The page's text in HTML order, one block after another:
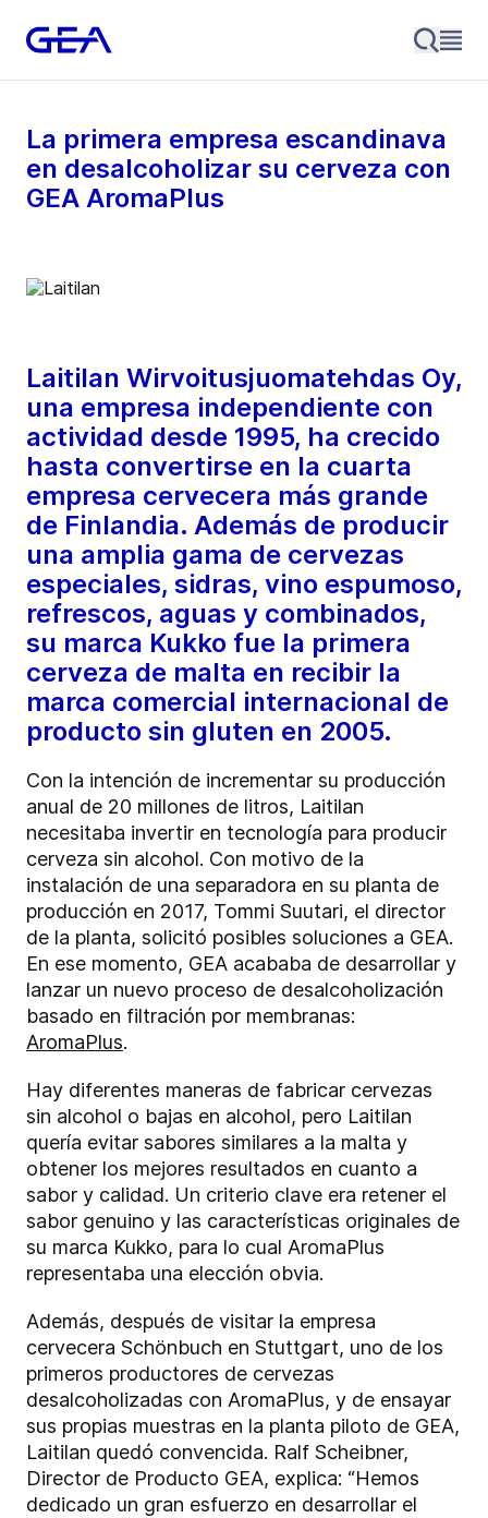
La primera empresa escandinava
en desalcoholizar su cerveza con
GEA AromaPlus
Laitilan Wirvoitusjuomatehdas Oy,
una empresa independiente con
actividad desde 1995, ha crecido
hasta convertirse en la cuarta
empresa cervecera más grande
de Finlandia. Además de producir
una amplia gama de cervezas
especiales, sidras, vino espumoso,
refrescos, aguas y combinados,
su marca Kukko fue la primera
cerveza de malta en recibir la
marca comercial internacional de
producto sin gluten en 2005.
Con la intención de incrementar su producción
anual de 20 millones de litros, Laitilan
necesitaba invertir en tecnología para producir
cerveza sin alcohol. Con motivo de la
instalación de una separadora en su planta de
producción en 2017, Tommi Suutari, el director
de la planta, solicitó posibles soluciones a GEA.
En ese momento, GEA acababa de desarrollar y
lanzar un nuevo proceso de desalcoholización
basado en filtración por membranas:
AromaPlus.
Hay diferentes maneras de fabricar cervezas
sin alcohol o bajas en alcohol, pero Laitilan
quería evitar sabores similares a la malta y
obtener los mejores resultados en cuanto a
sabor y calidad. Un criterio clave era retener el
sabor genuino y las características originales de
su marca Kukko, para lo cual AromaPlus
representaba una elección obvia.
Además, después de visitar la empresa
cervecera Schönbuch en Stuttgart, uno de los
primeros productores de cervezas
desalcoholizadas con AromaPlus, y de ensayar
sus propias muestras en la planta piloto de GEA,
Laitilan quedó convencida. Ralf Scheibner,
Director de Producto GEA, explica: “Hemos
dedicado un gran esfuerzo en desarrollar el